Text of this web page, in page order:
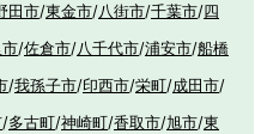
田市/東金市/八街市/千葉市/四
/佐倉市/八千代市/浦安市/船橋
/我孫子市/印西市/栄町/成田市/
/多古町/神崎町/香取市/旭市/東